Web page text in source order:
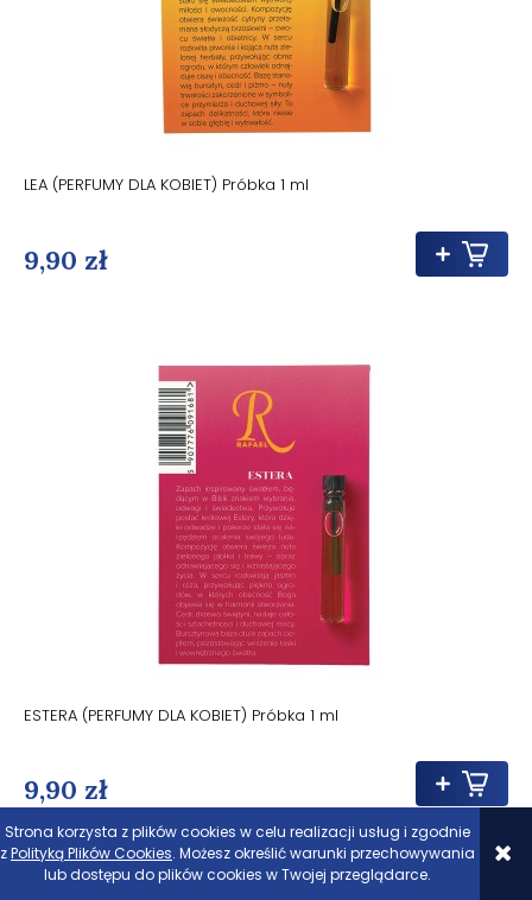
Strona korzysta z plików cookies w celu realizacji usług i zgodnie
zPolityką Plików Cookies. Możesz określić warunki przechowywania
lub dostępu do plików cookies w Twojej przeglądarce.
LEA (PERFUMY DLA KOBIET) Próbka 1 ml
9,90 zł
ESTERA (PERFUMY DLA KOBIET) Próbka 1 ml
9,90 zł